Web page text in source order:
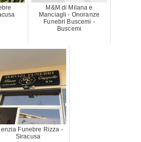
M&M di Milana e
Manciagli - Onoranze
Funebri Buscemi -
Buscemi
Funebre Rizza -
Siracusa